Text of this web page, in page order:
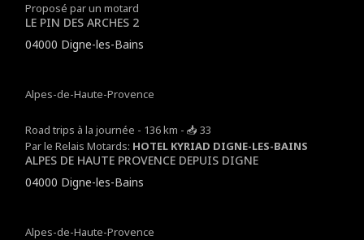
Proposé par un motard
LE PIN DES ARCHES 2
04000 Digne-les-Bains
Alpes-de-Haute-Provence
Road trips à la journée - 136 km - 📥 33
Par le Relais Motards: HOTEL KYRIAD DIGNE-LES-BAINS
ALPES DE HAUTE PROVENCE DEPUIS DIGNE
04000 Digne-les-Bains
Alpes-de-Haute-Provence